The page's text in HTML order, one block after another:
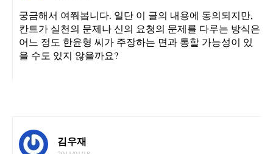
궁금해서 여쭤봅니다. 일단 이 글의 내용에 동의되지만,
칸트가 실천의 문제나 신의 요청의 문제를 다루는 방식은
어느 정도 한윤형 씨가 주장하는 면과 통할 가능성이 있
을 수도 있지 않을까요?
김우재